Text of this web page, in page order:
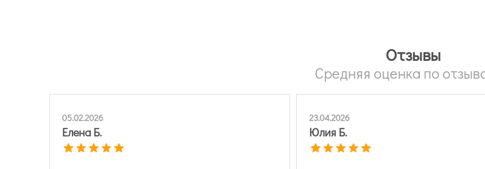
Отзывы
Средняя оценка по
05.02.2026
Елена Б.
23.04.2026
Юлия Б.